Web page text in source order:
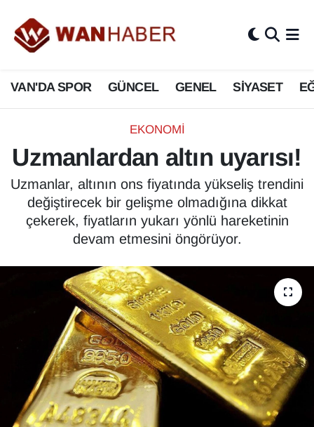
VAN'DA SPOR GÜNCEL GENEL SİYASET
EKONOMİ
Uzmanlardan altın uyarısı!
Uzmanlar, altının ons fiyatında yükseliş trendini
değiştirecek bir gelişme olmadığına dikkat
çekerek, fiyatların yukarı yönlü hareketinin
devam etmesini öngörüyor.
3.SAYFA
ASAYİŞ
BİLİM VE TEKNOLOJİ
Biyografi
Bölge Haberleri
ÇEVRE
Deprem
Dernekler, Odalar
Diğer
DÜNYA
EĞİTİM
Van Nöbetçi Eczaneler
Van Hava Durumu
Van Namaz Vakitleri
Van Trafik Yoğunluk Haritası
Süper Lig Puan Durumu ve Fikstür
Tüm Manşetler
Son Dakika Haberleri
Haber Arşivi